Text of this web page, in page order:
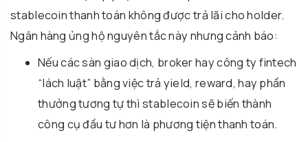
stablecoin thanh toán không được trả lãi cho holder.
Ngân hàng ủng hộ nguyên tắc này nhưng cảnh báo:
Nếu các sàn giao dịch, broker hay công ty fintech
“lách luật” bằng việc trả yield, reward, hay phần
thưởng tương tự thì stablecoin sẽ biến thành
công cụ đầu tư hơn là phương tiện thanh toán.